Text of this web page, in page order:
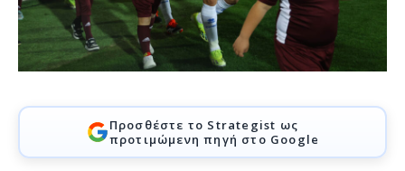
Προσθέστε το Strategist ως
προτιμώμενη πηγή στο Google